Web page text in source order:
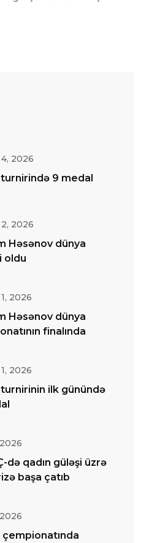
2026
9 medal
2026
Həsənov dünya
oldu
2026
Həsənov dünya
finalında
2026
ilk günündə
də qadın güləşi üzrə
başa çatıb
çempionatında